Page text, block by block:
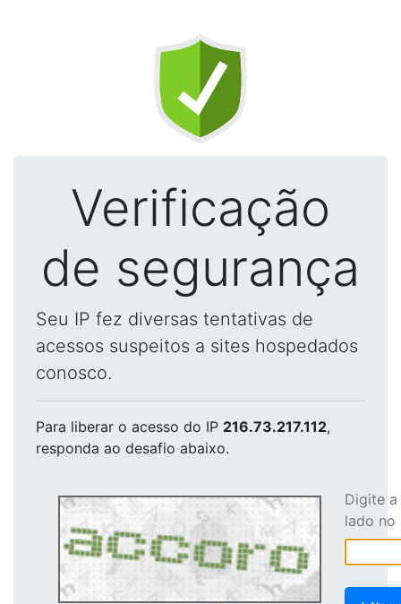
Verificação
de segurança
Seu IP fez diversas tentativas de
acessos suspeitos a sites hospedados
conosco.
Para liberar o acesso do IP 216.73.217.112,
responda ao desafio abaixo.
Digite
lado no